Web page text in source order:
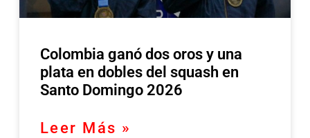
Colombia ganó dos oros y una
plata en dobles del squash en
Santo Domingo 2026
Leer Más »